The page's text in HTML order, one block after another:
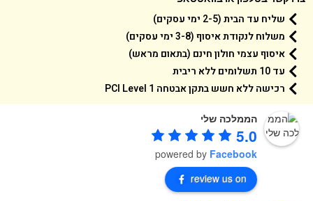
שליח עד הבית (2-5 ימי עסקים)
משלוח לנקודת איסוף (3-8 ימי עסקים)
איסוף עצמי חולון חינם (בתאום מראש)
עד 10 תשלומים ללא ריבית
רכישה ללא חשש בתקן אבטחה 1 PCI Level
הממלכה שלי
5.0
powered byFacebook
review us on